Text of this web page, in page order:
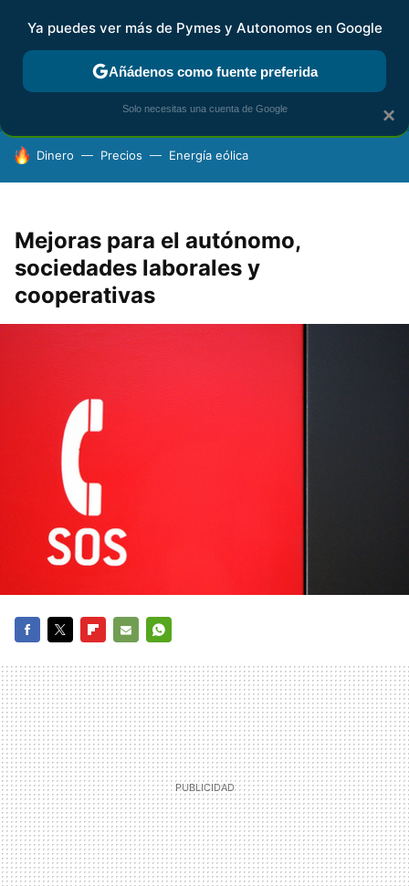
FISCALIDAD Y CONTABILIDAD KIT DIGITAL RENTA
HOY SE HABLA DE
Dinero Precios Energía eólica
Mejoras para el autónomo,
sociedades laborales y
cooperativas
MAIL
×
Ya puedes ver más de Pymes y Autonomos en Google
Añádenos como fuente preferida
Solo necesitas una cuenta de Google